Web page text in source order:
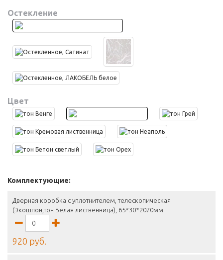
Остекление
Цвет
Комплектующие:
Дверная коробка с уплотнителем, телескопическая
(Экошпон,тон Белая лиственница), 65*30*2070мм
920 руб.